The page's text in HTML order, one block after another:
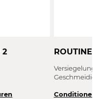
2 ROUTINE
Versiegelung &
Conditioner